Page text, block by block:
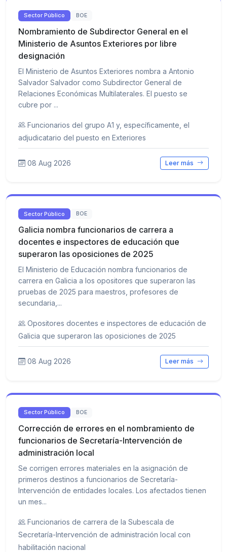
Sector Público BOE
Nombramiento de Subdirector General en el
Ministerio de Asuntos Exteriores por libre
designación
El Ministerio de Asuntos Exteriores nombra a Antonio
Salvador Salvador como Subdirector General de
Relaciones Económicas Multilaterales. El puesto se
cubre por ...
Funcionarios del grupo A1 y, específicamente, el
adjudicatario del puesto en Exteriores
08 Aug 2026 Leer más
Sector Público BOE
Galicia nombra funcionarios de carrera a
docentes e inspectores de educación que
superaron las oposiciones de 2025
El Ministerio de Educación nombra funcionarios de
carrera en Galicia a los opositores que superaron las
pruebas de 2025 para maestros, profesores de
secundaria,...
Opositores docentes e inspectores de educación de
Galicia que superaron las oposiciones de 2025
08 Aug 2026 Leer más
Sector Público BOE
Corrección de errores en el nombramiento de
funcionarios de Secretaría-Intervención de
administración local
Se corrigen errores materiales en la asignación de
primeros destinos a funcionarios de Secretaría-
Intervención de entidades locales. Los afectados tienen
un mes...
Funcionarios de carrera de la Subescala de
Secretaría-Intervención de administración local con
habilitación nacional